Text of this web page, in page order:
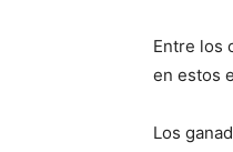
Entre los
en estos
Los